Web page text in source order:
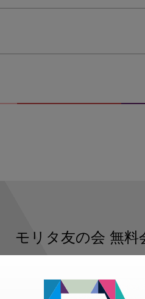
モリタ友の会 無料
と、デンタルライフデザイ